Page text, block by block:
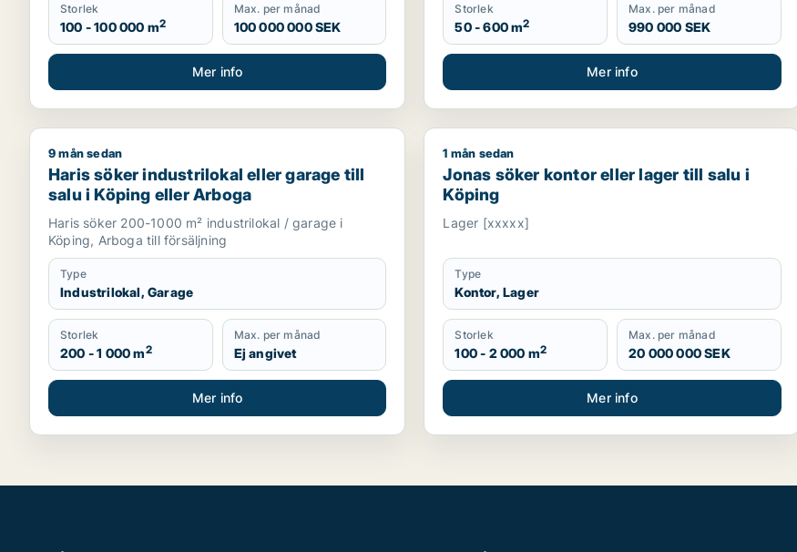
Storlek
100 - 100 000 m2
Max. per månad
100 000 000 SEK
Mer info
Storlek
50 - 600 m2
Max. per månad
990 000 SEK
Mer info
Haris söker industrilokal eller garage till salu i Köping eller Arboga
9 mån sedan
Haris söker industrilokal eller garage till
salu i Köping eller Arboga
Haris söker 200-1000 m² industrilokal / garage i
Köping, Arboga till försäljning
Type
Industrilokal, Garage
Storlek
200 - 1 000 m2
Max. per månad
Ej angivet
Mer info
Jonas söker kontor eller lager till salu i Köping
1 mån sedan
Jonas söker kontor eller lager till salu i
Köping
Lager [xxxxx]
Type
Kontor, Lager
Storlek
100 - 2 000 m2
Max. per månad
20 000 000 SEK
Mer info